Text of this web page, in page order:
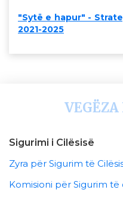
"Sytë e hapur" -
2021-2025
Sigurimi i Cilësisë
Zyra për Sigurim të
Komisioni për Sigurim të